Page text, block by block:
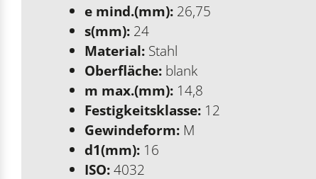
e mind.(mm): 26,75
s(mm): 24
Material: Stahl
Oberfläche: blank
m max.(mm): 14,8
Festigkeitsklasse: 12
Gewindeform: M
d1(mm): 16
ISO:4032